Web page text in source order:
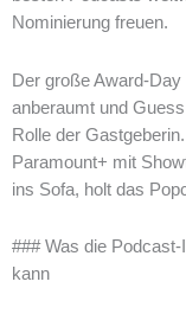
Nominierung freuen.
Der große Award-
anberaumt und
Rolle der
Paramount+ mit
ins Sofa, holt das
### Was die
kann